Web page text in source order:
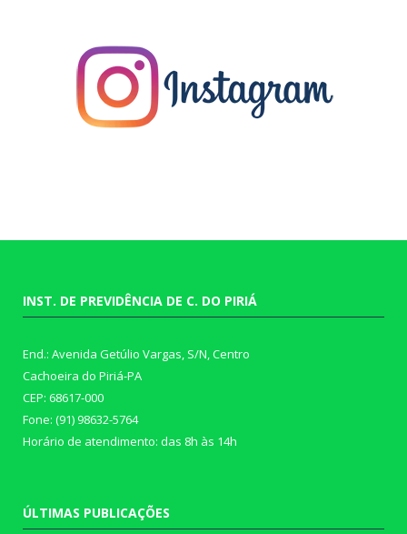
INST. DE PREVIDÊNCIA DE C. DO PIRIÁ
End.: Avenida Getúlio Vargas, S/N, Centro
Cachoeira do Piriá-PA
CEP: 68617-000
Fone: (91) 98632-5764
Horário de atendimento: das 8h às 14h
ÚLTIMAS PUBLICAÇÕES